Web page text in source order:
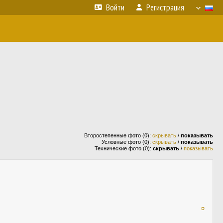
Войти Регистрация
Второстепенные фото (0): скрывать / показывать
Условные фото (0): скрывать / показывать
Технические фото (0): скрывать / показывать
¤